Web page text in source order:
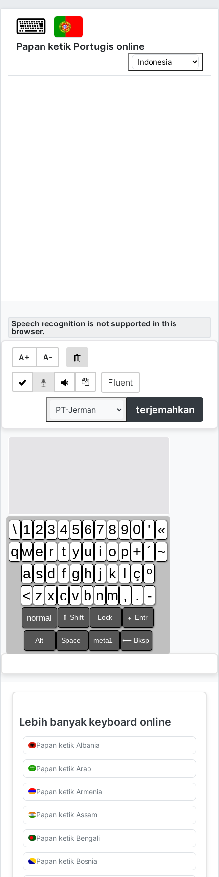
⌨
Papan ketik Portugis online
Speech recognition is not supported in this
browser.
A+ A-
Fluent
terjemahkan
\ 1 2 3 4 5 6 7 8 9 0 ' «
q w e r t y u i o p + ´ ~
a s d f g h j k l ç º
< z x c v b n m , . -
normal ⇑ Shift Lock ↲ Entr
Alt Space meta1 ⟵ Bksp
Lebih banyak keyboard online
Papan ketik Albania
Papan ketik Arab
Papan ketik Armenia
Papan ketik Assam
Papan ketik Bengali
Papan ketik Bosnia